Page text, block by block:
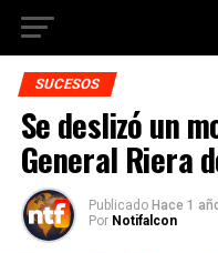
SUCESOS
Se deslizó un
General Riera
Publicado Hace 1
Por Notifalcon